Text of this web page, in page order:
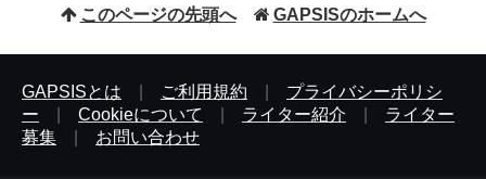
このページの先頭へ GAPSISのホームへ
GAPSISとは ご利用規約
プライバシーポリシ
ー
Cookieについて ライター紹介
ライター
募集
お問い合わせ